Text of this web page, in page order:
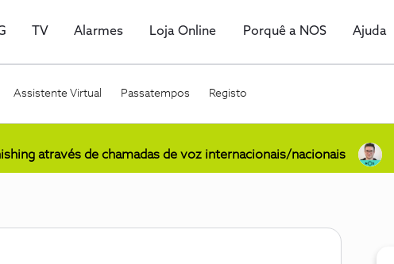
TV Alarmes Loja Online Porquê a NOS Ajuda
Assistente Virtual Passatempos Registo
através de chamadas de voz internacionais/nacionais